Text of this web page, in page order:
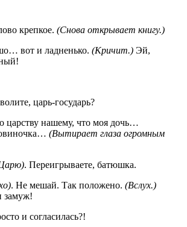
крепкое. (Снова открывает книгу.)
вот и ладненько. (Кричит.) Эй,
царь-государь?
нашему, что моя дочь…
(Вытирает глаза огромным
. Переигрываете, батюшка.
. Не мешай. Так положено. (Вслух.)
замуж!
и согласилась?!